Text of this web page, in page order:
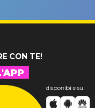
CON TE!
disponibile su